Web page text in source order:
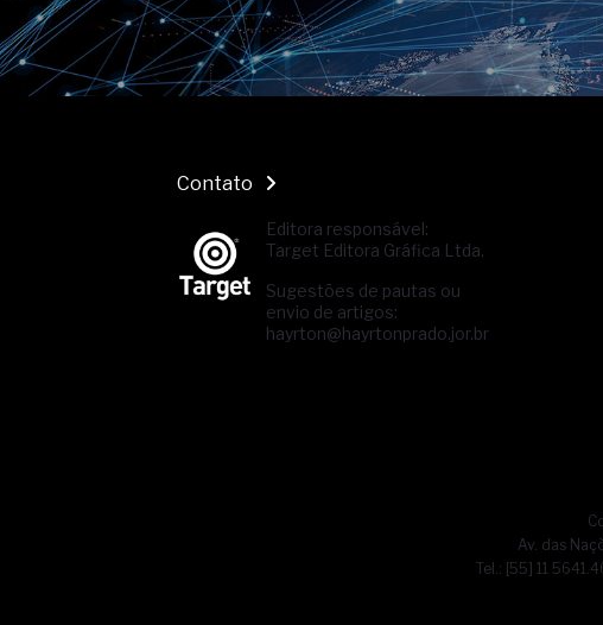
Contato
Editora responsável:
Target Editora Gráfica Ltda.
Sugestões de pautas ou
envio de artigos:
hayrton@hayrtonprado.jor.br
Av. das
Tel.: [55] 11